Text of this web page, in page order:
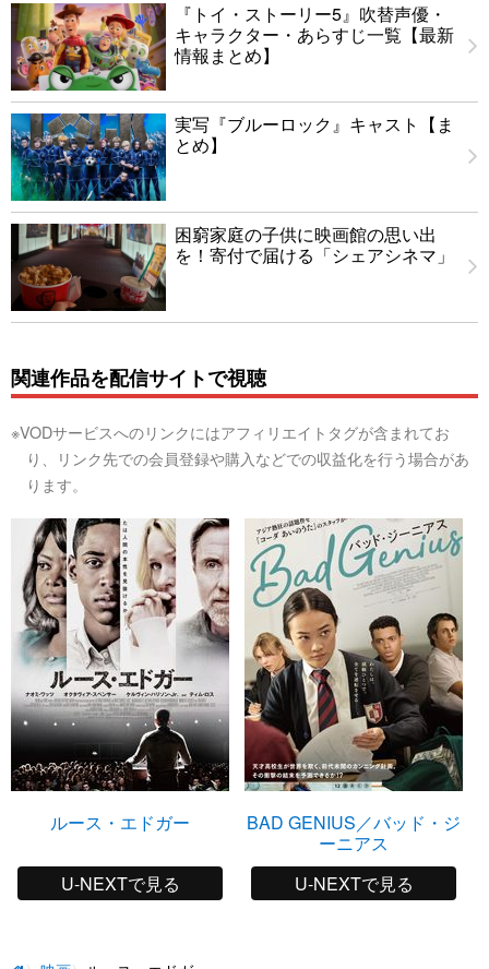
『トイ・ストーリー5』吹替声優・
キャラクター・あらすじ一覧【最新
情報まとめ】
実写『ブルーロック』キャスト【ま
とめ】
困窮家庭の子供に映画館の思い出
を！寄付で届ける「シェアシネマ」
関連作品を配信サイトで視聴
※VODサービスへのリンクにはアフィリエイトタグが含まれてお
り、リンク先での会員登録や購入などでの収益化を行う場合があ
ります。
ルース・エドガー
U-NEXTで見る
BAD GENIUS／バッド・ジ
ーニアス
U-NEXTで見る